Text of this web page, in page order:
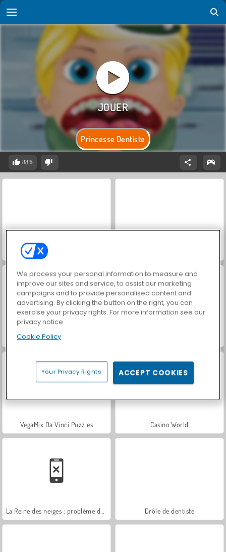
Princesse Dentiste
88%
ASMR Makeover & Makeup Studio
Farm Merge Valley
VegaMix Da Vinci Puzzles Casino World
Drôle de dentiste
We process your personal information to measure and
improve our sites and service, to assist our marketing
campaigns and to provide personalised content and
advertising. By clicking the button on the right, you can
exercise your privacy rights. For more information see our
privacy notice
Cookie Policy
Your Privacy Rights ACCEPT COOKIES